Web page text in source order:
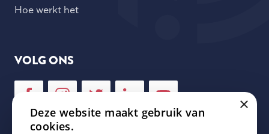
Hoe werkt het
VOLG ONS
×
Deze website maakt gebruik van
cookies.